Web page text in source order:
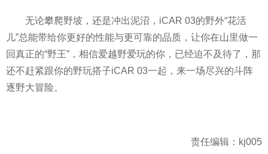
无论攀爬野坡，还是冲出泥沼，iCAR 03的野外“花活
儿”总能带给你更好的性能与更可靠的品质，让你在山里做一
回真正的“野王”，相信爱越野爱玩的你，已经迫不及待了，那
还不赶紧跟你的野玩搭子iCAR 03一起，来一场尽兴的斗阵
逐野大冒险。
责任编辑：kj005